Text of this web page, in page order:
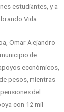
estudiantes, y a
Vida.
Omar Alejandro
de
económicos,
pesos, mientras
del
con 12 mil